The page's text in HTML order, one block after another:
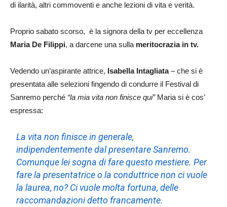
di ilarità, altri commoventi e anche lezioni di vita e verità.
Proprio sabato scorso, è la signora della tv per eccellenza
Maria De Filippi, a darcene una sulla meritocrazia in tv.
Vedendo un’aspirante attrice, Isabella Intagliata– che si è
presentata alle selezioni fingendo di condurre il Festival di
Sanremo perché “la mia vita non finisce qui”Maria si è cos’
espressa:
La vita non finisce in generale,
indipendentemente dal presentare Sanremo.
Comunque lei sogna di fare questo mestiere. Per
fare la presentatrice o la conduttrice non ci vuole
la laurea, no? Ci vuole molta fortuna, delle
raccomandazioni detto francamente.